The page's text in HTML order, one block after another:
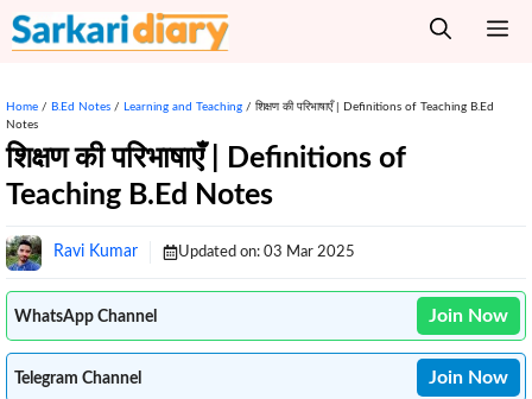
Skip
to
Home / B.Ed Notes / Learning and Teaching / शिक्षण की परिभाषाएँ | Definitions of Teaching B.Ed
Notes
शिक्षण की परिभाषाएँ | Definitions of
Teaching B.Ed Notes
Ravi Kumar Updated on: 03 Mar 2025
WhatsApp Channel Join Now
Telegram Channel Join Now